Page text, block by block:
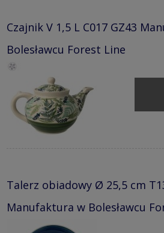
Czajnik V 1,5 L C017 GZ43
Bolesławcu Forest Line
Talerz obiadowy Ø 25,5 cm
Manufaktura w Bolesławcu